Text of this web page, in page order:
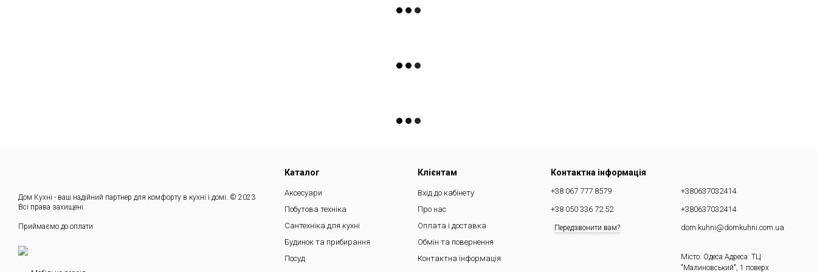
Дом Кухні - ваш надійний партнер для комфорту в кухні і домі. © 2023
Всі права захищені.
Приймаємо до оплати
Каталог
Аксесуари
Побутова техніка
Сантехніка для кухні
Будинок та прибирання
Посуд
Клієнтам
Вхід до кабінету
Про нас
Оплата і доставка
Обмін та повернення
Контактна інформація
Контактна інформація
+38 067 777 8579
+38 050 336 72 52
Передзвонити вам?
+380637032414
+380637032414
dom.kuhni@domkuhni.com.ua
Місто: Одеса Адреса: ТЦ
"Малиновський", 1 поверх